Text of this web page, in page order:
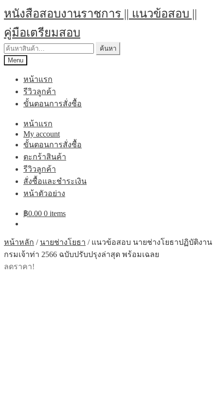
Skip
to
navigation
Skip
to
content
หนังสือสอบงานราชการ || แนวข้อสอบ ||
คู่มือเตรียมสอบ
ค้นหา:
ค้นหา
Menu
หน้าแรก
รีวิวลูกค้า
ขั้นตอนการสั่งซื้อ
หน้าแรก
My account
ขั้นตอนการสั่งซื้อ
ตะกร้าสินค้า
รีวิวลูกค้า
สั่งซื้อและชำระเงิน
หน้าตัวอย่าง
฿0.00 0 items
หน้าหลัก / นายช่างโยธา / แนวข้อสอบ นายช่างโยธาปฏิบัติงาน
กรมเจ้าท่า 2566 ฉบับปรับปรุงล่าสุด พร้อมเฉลย
ลดราคา!